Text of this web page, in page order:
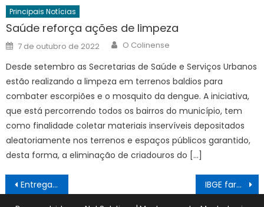
Principais Notícias
Saúde reforça ações de limpeza
Posted
on
7 de outubro de 2022 Author
O Colinense
Desde setembro as Secretarias de Saúde e Serviços Urbanos
estão realizando a limpeza em terrenos baldios para
combater escorpiões e o mosquito da dengue. A iniciativa,
que está percorrendo todos os bairros do município, tem
como finalidade coletar materiais inservíveis depositados
aleatoriamente nos terrenos e espaços públicos garantido,
desta forma, a eliminação de criadouros do […]
Navegação
de
Entrega de prêmios IBGE fará pesquisa em todas prefeituras